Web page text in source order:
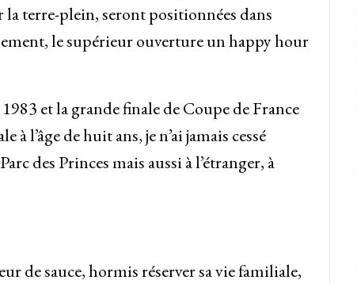
la terre-plein, seront positionnées dans
le supérieur ouverture un happy hour
et la grande finale de Coupe de France
à l’âge de huit ans, je n’ai jamais cessé
des Princes mais aussi à l’étranger, à
de sauce, hormis réserver sa vie familiale,